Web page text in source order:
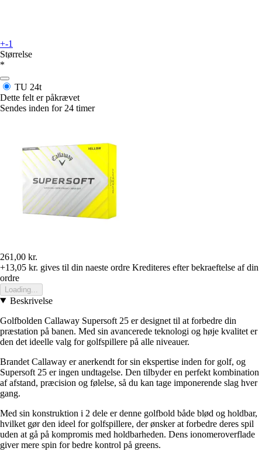
+-1
Størrelse
*
TU 24t
Dette felt er påkrævet
Sendes inden for 24 timer
261,00 kr.
+13,05 kr. gives til din naeste ordre Krediteres efter bekraeftelse af din
ordre
Loading...
Beskrivelse
Golfbolden Callaway Supersoft 25 er designet til at forbedre din
præstation på banen. Med sin avancerede teknologi og høje kvalitet er
den det ideelle valg for golfspillere på alle niveauer.
Brandet Callaway er anerkendt for sin ekspertise inden for golf, og
Supersoft 25 er ingen undtagelse. Den tilbyder en perfekt kombination
af afstand, præcision og følelse, så du kan tage imponerende slag hver
gang.
Med sin konstruktion i 2 dele er denne golfbold både blød og holdbar,
hvilket gør den ideel for golfspillere, der ønsker at forbedre deres spil
uden at gå på kompromis med holdbarheden. Dens ionomeroverflade
giver mere spin for bedre kontrol på greens.